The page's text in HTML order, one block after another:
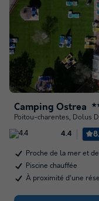
Camping Ostrea
Poitou-charentes, Dolus
4.4
Proche de la mer et
Piscine chauffée
À proximité d'une